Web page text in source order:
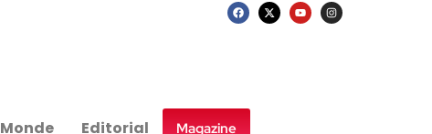
Monde Editorial Magazine